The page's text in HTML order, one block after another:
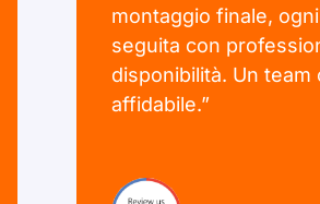
montaggio finale,
seguita con
disponibilità. Un team
affidabile.”